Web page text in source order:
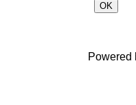
OK
Powered